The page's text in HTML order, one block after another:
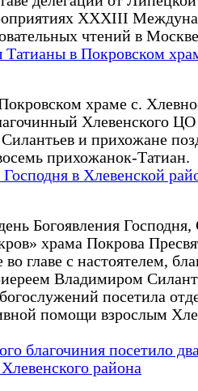
XXXIII
чтений в
в Покровском
храме с.
Хлевенского ЦО
и прихожане
прихожанок-Татиан.
в Хлевенской
Богоявления
храма Покрова
главе с настоятелем,
Владимиром
посетила
помощи взрослым
благочиния посетило
района